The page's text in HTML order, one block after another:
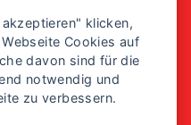
klicken,
Cookies auf
davon sind für die
notwendig und
zu verbessern.